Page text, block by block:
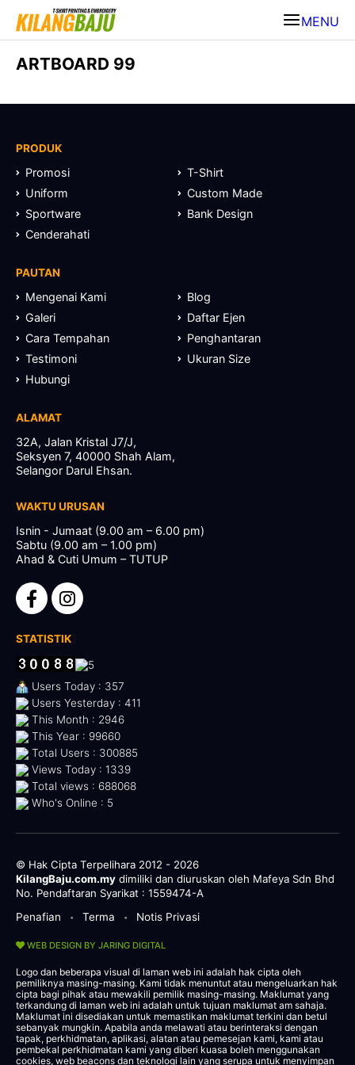
MENU
ARTBOARD 99
PRODUK
Promosi
T-Shirt
Uniform
Custom Made
Sportware
Bank Design
Cenderahati
PAUTAN
Mengenai Kami
Blog
Galeri
Daftar Ejen
Cara Tempahan
Penghantaran
Testimoni
Ukuran Size
Hubungi
ALAMAT
32A, Jalan Kristal J7/J,
Seksyen 7, 40000 Shah Alam,
Selangor Darul Ehsan.
WAKTU URUSAN
Isnin - Jumaat (9.00 am – 6.00 pm)
Sabtu (9.00 am – 1.00 pm)
Ahad & Cuti Umum – TUTUP
STATISTIK
Users Today : 357
Users Yesterday : 411
This Month : 2946
This Year : 99660
Total Users : 300885
Views Today : 1339
Total views : 688068
Who's Online : 5
© Hak Cipta Terpelihara 2012 - 2026
KilangBaju.com.my dimiliki dan diuruskan oleh Mafeya Sdn Bhd
No. Pendaftaran Syarikat : 1559474-A
Penafian
• Terma • Notis Privasi
WEB DESIGN BY JARING DIGITAL
Logo dan beberapa visual di laman web ini adalah hak cipta oleh
pemiliknya masing-masing. Kami tidak menuntut atau mengeluarkan hak
cipta bagi pihak atau mewakili pemilik masing-masing. Maklumat yang
terkandung di laman web ini adalah untuk tujuan maklumat am sahaja.
Maklumat ini disediakan untuk memastikan maklumat terkini dan betul
sebanyak mungkin. Apabila anda melawati atau berinteraksi dengan
tapak, perkhidmatan, aplikasi, alatan atau pemesejan kami, kami atau
pembekal perkhidmatan kami yang diberi kuasa boleh menggunakan
cookies, web beacons dan teknologi lain yang serupa untuk menyimpan